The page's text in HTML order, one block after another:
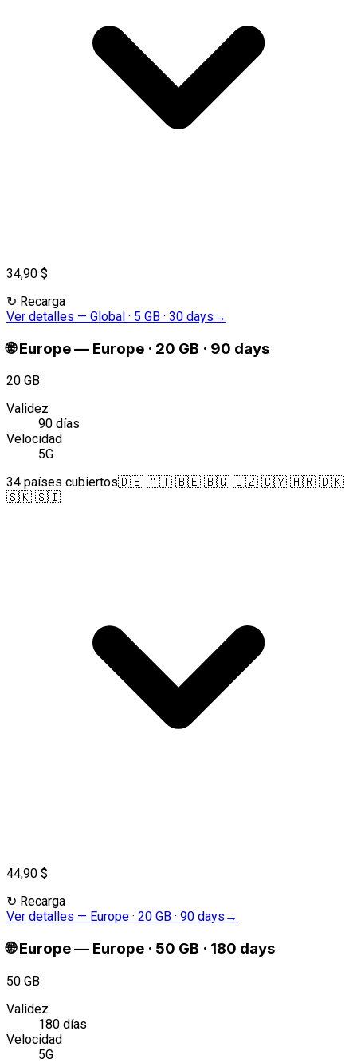
34,90 $
↻ Recarga
Ver detalles — Global · 5 GB · 30 days →
🌐 Europe— Europe · 20 GB · 90 days
20 GB
Validez
90 días
Velocidad
5G
34 países cubiertos🇩🇪 🇦🇹 🇧🇪 🇧🇬 🇨🇿 🇨🇾 🇭🇷 🇩🇰
🇸🇰 🇸🇮
44,90 $
↻ Recarga
Ver detalles — Europe · 20 GB · 90 days →
🌐 Europe— Europe · 50 GB · 180 days
50 GB
Validez
180 días
Velocidad
5G